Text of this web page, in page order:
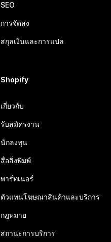
SEO
การจัดส่ง
สกุลเงินและการแปล
Shopify
เกี่ยวกับ
รับสมัครงาน
นักลงทุน
สื่อสิ่งพิมพ์
พาร์ทเนอร์
ตัวแทนโฆษณาสินค้าและบริการ
กฎหมาย
สถานะการบริการ